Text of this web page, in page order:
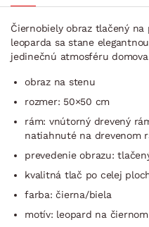
Čiernobiely obraz tlačený
leoparda sa stane
jedinečnú atmosféru
obraz na stenu
rozmer: 50×50 cm
rám: vnútorný drevený
natiahnuté na drevenom
prevedenie obrazu:
kvalitná tlač po celej
farba: čierna/biela
motív: leopard na